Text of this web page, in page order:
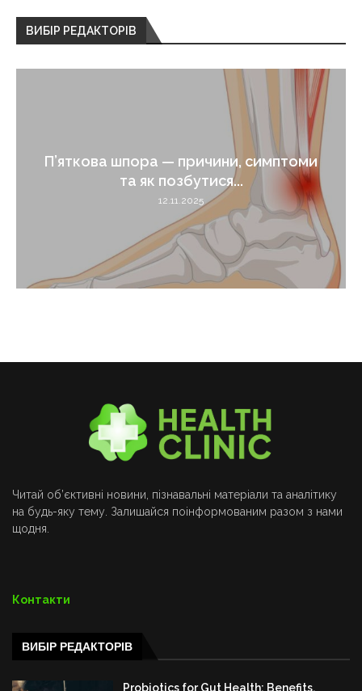
ВИБІР РЕДАКТОРІВ
П’яткова шпора — причини, симптоми
та як позбутися...
12.11.2025
Читай об’єктивні новини, пізнавальні матеріали та аналітику
на будь-яку тему. Залишайся поінформованим разом з нами
щодня.
Контакти
ВИБІР РЕДАКТОРІВ
Probiotics for Gut Health: Benefits,